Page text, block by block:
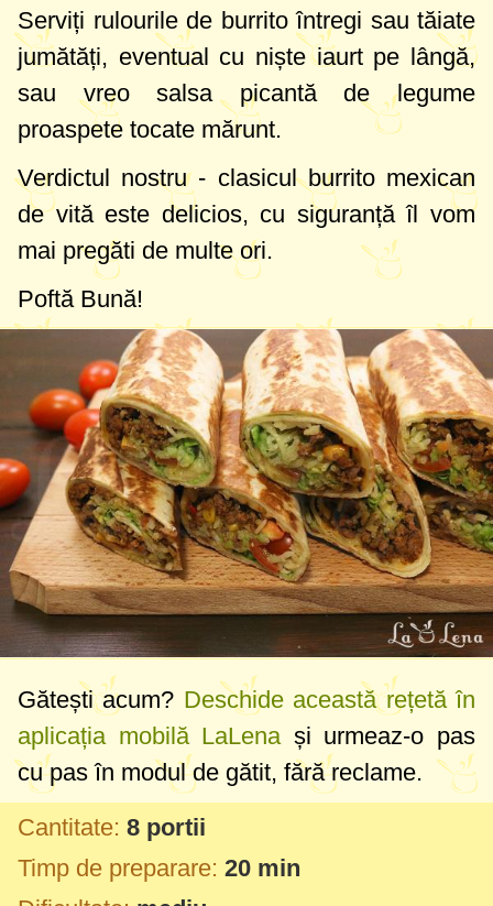
Serviți rulourile de burrito întregi sau tăiate
jumătăți, eventual cu niște iaurt pe lângă,
sau vreo salsa picantă de legume
proaspete tocate mărunt.
Verdictul nostru - clasicul burrito mexican
de vită este delicios, cu siguranță îl vom
mai pregăti de multe ori.
Poftă Bună!
Gătești acum? Deschide această rețetă în
aplicația mobilă LaLena și urmeaz-o pas
cu pas în modul de gătit, fără reclame.
Cantitate: 8 portii
Timp de preparare: 20 min